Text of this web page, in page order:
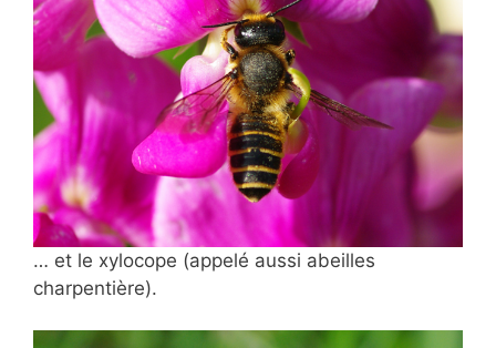
… et le xylocope (appelé aussi abeilles
charpentière).